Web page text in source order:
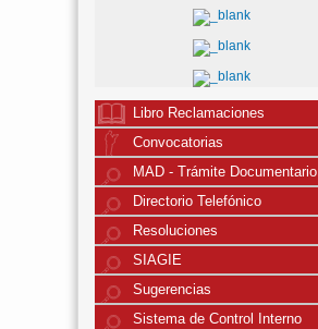
Libro Reclamaciones
Convocatorias
MAD - Trámite Documentario
Directorio Telefónico
Resoluciones
SIAGIE
Sugerencias
Sistema de Control Interno